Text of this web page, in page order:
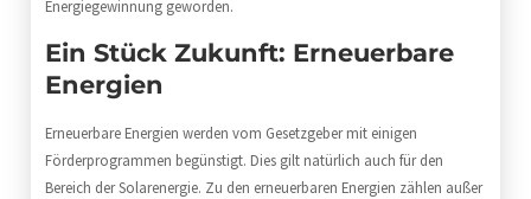
Energiegewinnung geworden.
Ein Stück Zukunft: Erneuerbare
Energien
Erneuerbare Energien werden vom Gesetzgeber mit einigen
Förderprogrammen begünstigt. Dies gilt natürlich auch für den
Bereich der Solarenergie. Zu den erneuerbaren Energien zählen außer